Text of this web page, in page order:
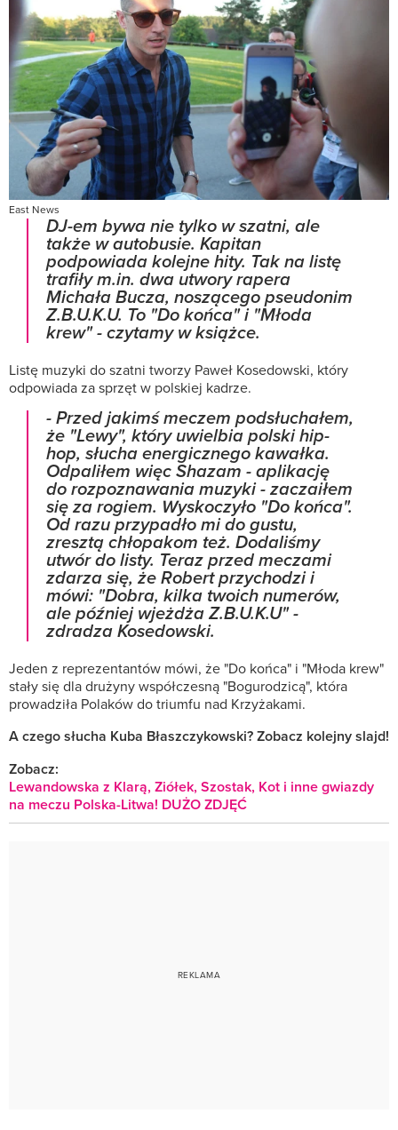
East News
DJ-em bywa nie tylko w szatni, ale
także w autobusie. Kapitan
podpowiada kolejne hity. Tak na listę
trafiły m.in. dwa utwory rapera
Michała Bucza, noszącego pseudonim
Z.B.U.K.U. To "Do końca" i "Młoda
krew" - czytamy w książce.
Listę muzyki do szatni tworzy Paweł Kosedowski, który
odpowiada za sprzęt w polskiej kadrze.
- Przed jakimś meczem podsłuchałem,
że "Lewy", który uwielbia polski hip-
hop, słucha energicznego kawałka.
Odpaliłem więc Shazam - aplikację
do rozpoznawania muzyki - zaczaiłem
się za rogiem. Wyskoczyło "Do końca".
Od razu przypadło mi do gustu,
zresztą chłopakom też. Dodaliśmy
utwór do listy. Teraz przed meczami
zdarza się, że Robert przychodzi i
mówi: "Dobra, kilka twoich numerów,
ale później wjeżdża Z.B.U.K.U" -
zdradza Kosedowski.
Jeden z reprezentantów mówi, że "Do końca" i "Młoda krew"
stały się dla drużyny współczesną "Bogurodzicą", która
prowadziła Polaków do triumfu nad Krzyżakami.
A czego słucha Kuba Błaszczykowski? Zobacz kolejny slajd!
Zobacz:
Lewandowska z Klarą, Ziółek, Szostak, Kot i inne gwiazdy
na meczu Polska-Litwa! DUŻO ZDJĘĆ